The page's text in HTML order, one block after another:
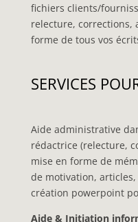
fichiers clients/
relecture, corrections,
forme de tous vos
SERVICES
Aide administrative
rédactrice (relecture,
mise en forme de
de motivation,
création powerpoint
Aide & Initiation